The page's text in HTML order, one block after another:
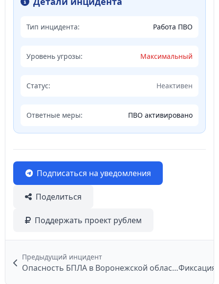
Тип инцидента: Работа ПВО
Уровень угрозы: Максимальный
Статус: Неактивен
Ответные меры: ПВО активировано
Подписаться на уведомления
Поделиться
Поддержать проект рублем
Предыдущий инцидент
Опасность БПЛА в Воронежской областиФиксация